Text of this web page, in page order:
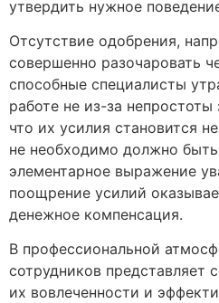
утвердить нужное
Отсутствие одобрения,
совершенно разочаровать
способные специалисты
работе не из-за непростоты
что их усилия становится
не необходимо должно
элементарное выражение
поощрение усилий
денежное компенсация.
В профессиональной
сотрудников представляет
их вовлеченности и